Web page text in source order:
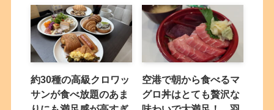
約30種の高級クロワッ
サンが食べ放題のあま
空港で朝から食べるマ
グロ丼はとても贅沢な